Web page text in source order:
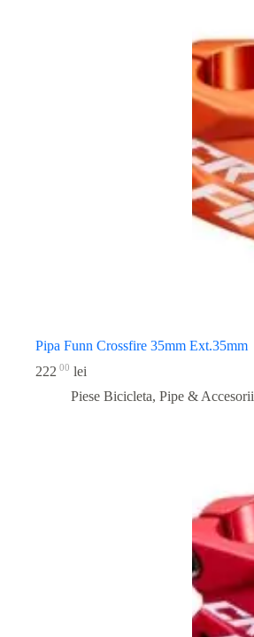
Pipa Funn Crossfire 35mm Ext.35mm
222 00 lei
Piese Bicicleta, Pipe & Accesorii